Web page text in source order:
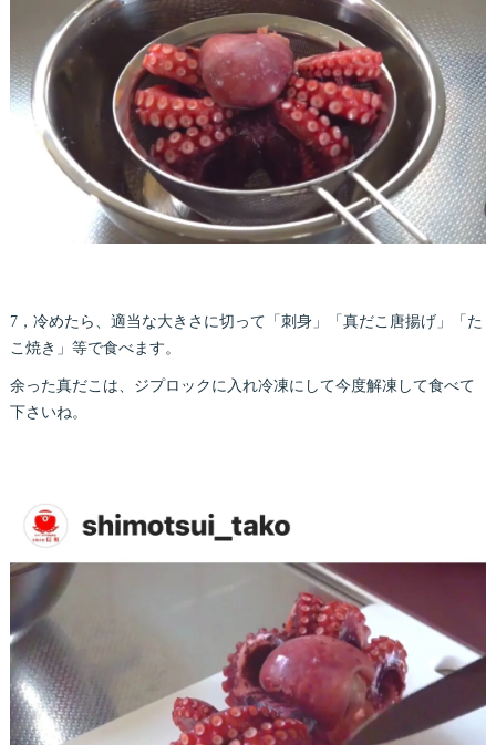
7，冷めたら、適当な大きさに切って「刺身」「真だこ唐揚げ」「た
こ焼き」等で食べます。
余った真だこは、ジプロックに入れ冷凍にして今度解凍して食べて
下さいね。